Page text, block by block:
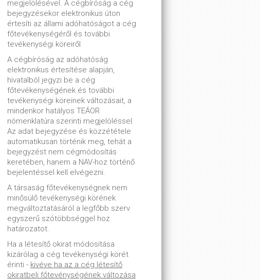
megjelölésével. A cégbíróság a cég
bejegyzésekor elektronikus úton
értesíti az állami adóhatóságot a cég
főtevékenységéről és további
tevékenységi köreiről.
A cégbíróság az adóhatóság
elektronikus értesítése alapján,
hivatalból jegyzi be a cég
főtevékenységének és további
tevékenységi köreinek változásait, a
mindenkor hatályos TEÁOR
nómenklatúra szerinti megjelöléssel.
Az adat bejegyzése és közzététele
automatikusan történik meg, tehát a
bejegyzést nem cégmódosítás
keretében, hanem a NAV-hoz történő
bejelentéssel kell elvégezni.
A társaság főtevékenységnek nem
minősülő tevékenységi körének
megváltoztatásáról a legfőbb szerv
egyszerű szótöbbséggel hoz
határozatot.
Ha a létesítő okirat módosítása
kizárólag a cég tevékenységi körét
érinti - kivéve ha az a cég létesítő
okiratbeli főtevénységének változása